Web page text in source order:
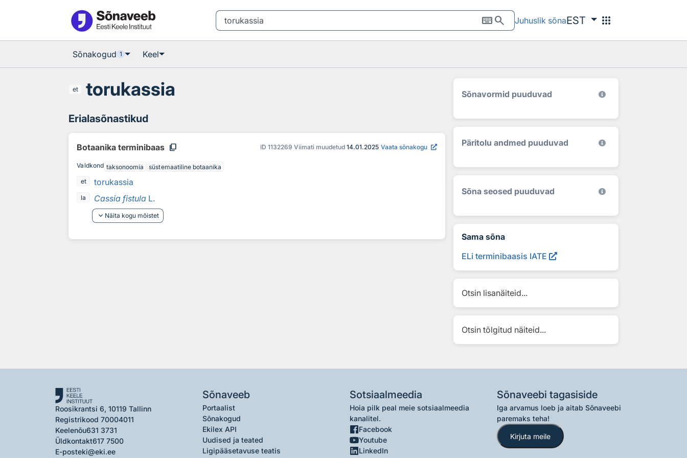
keyboardsearch Juhuslik sõnaEST apps
Sõnakogud 1 Keel
et torukassia
Erialasõnastikud
Botaanika terminibaas content_copy ID 1132269 Viimati muudetud 14.01.2025 Vaata sõnakogu
Valdkond taksonoomia
süstemaatiline botaanika
et
torukassia
la Cassia fistula L.
keyboard_arrow_down Näita kogu mõistet
Sõnavormid puuduvad
Päritolu andmed puuduvad
Sõna seosed puuduvad
Sama sõna
ELi terminibaasis IATE
Otsin lisanäiteid...
Otsin tõlgitud näiteid...
Roosikrantsi 6, 10119 Tallinn
Registrikood 70004011
Keelenõu631 3731
Üldkontakt617 7500
E-posteki@eki.ee
Sõnaveeb
Portaalist
Sõnakogud
Ekilex API
Uudised ja teated
Ligipääsetavuse teatis
Sotsiaalmeedia
Hoia pilk peal meie sotsiaalmeedia
kanalitel.
Facebook
Youtube
LinkedIn
Sõnaveebi tagasiside
Iga arvamus loeb ja aitab Sõnaveebi
paremaks teha!
Kirjuta meile